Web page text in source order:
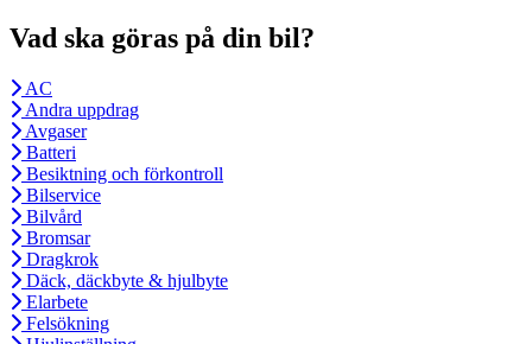
Vad ska göras på din bil?
AC
Andra uppdrag
Avgaser
Batteri
Besiktning och förkontroll
Bilservice
Bilvård
Bromsar
Dragkrok
Däck, däckbyte & hjulbyte
Elarbete
Felsökning